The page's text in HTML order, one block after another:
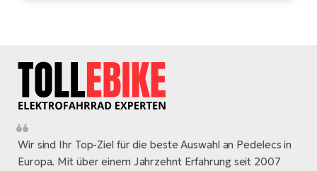
Wir sind Ihr Top-Ziel für die beste Auswahl an Pedelecs in
Europa. Mit über einem Jahrzehnt Erfahrung seit 2007